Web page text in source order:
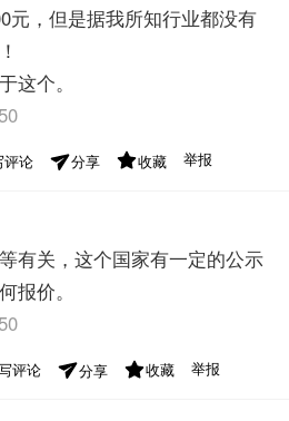
元，但是据我所知行业都没有
这个。
评论 分享 收藏 举报
有关，这个国家有一定的公示
报价。
评论 分享 收藏 举报